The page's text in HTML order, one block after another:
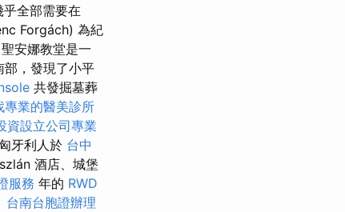
全部需要在
Forgách) 為紀
聖安娜教堂是一
部，發現了小平
共發掘墓葬
專業的醫美診所
資設立公司專業
牙利人於 台中
酒店、城堡
服務 年的 RWD
台南台胞證辦理